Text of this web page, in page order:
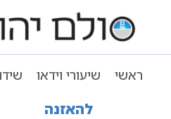
ראשי שיעורי וידאו
עמוד ראשי
להאזנה